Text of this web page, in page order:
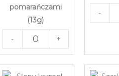
pomarańczami
(13g)
- +
-